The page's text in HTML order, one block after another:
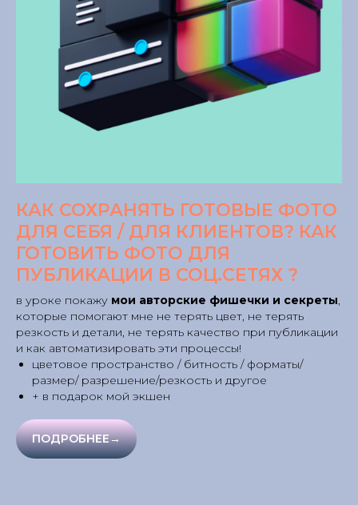
КАК СОХРАНЯТЬ ГОТОВЫЕ ФОТО
ДЛЯ СЕБЯ / ДЛЯ КЛИЕНТОВ? КАК
ГОТОВИТЬ ФОТО ДЛЯ
ПУБЛИКАЦИИ В СОЦ.СЕТЯХ ?
в уроке покажу мои авторские фишечки и секреты,
которые помогают мне не терять цвет, не терять
резкость и детали, не терять качество при публикации
и как автоматизировать эти процессы!
цветовое пространство / битность / форматы/
размер/ разрешение/резкость и другое
+ в подарок мой экшен
ПОДРОБНЕЕ→